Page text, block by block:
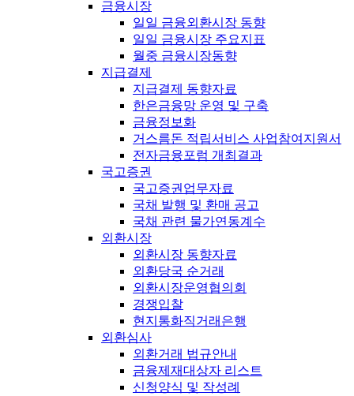
금융시장
일일 금융외환시장 동향
일일 금융시장 주요지표
월중 금융시장동향
지급결제
지급결제 동향자료
한은금융망 운영 및 구축
금융정보화
거스름돈 적립서비스 사업참여지원서
전자금융포럼 개최결과
국고증권
국고증권업무자료
국채 발행 및 환매 공고
국채 관련 물가연동계수
외환시장
외환시장 동향자료
외환당국 순거래
외환시장운영협의회
경쟁입찰
현지통화직거래은행
외환심사
외환거래 법규안내
금융제재대상자 리스트
신청양식 및 작성례